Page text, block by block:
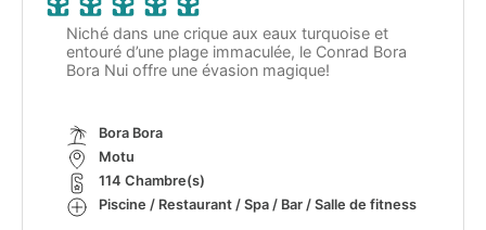
Niché dans une crique aux eaux turquoise et
entouré d’une plage immaculée, le Conrad Bora
Bora Nui offre une évasion magique!
Bora Bora
Motu
114 Chambre(s)
Piscine / Restaurant / Spa / Bar / Salle de fitness